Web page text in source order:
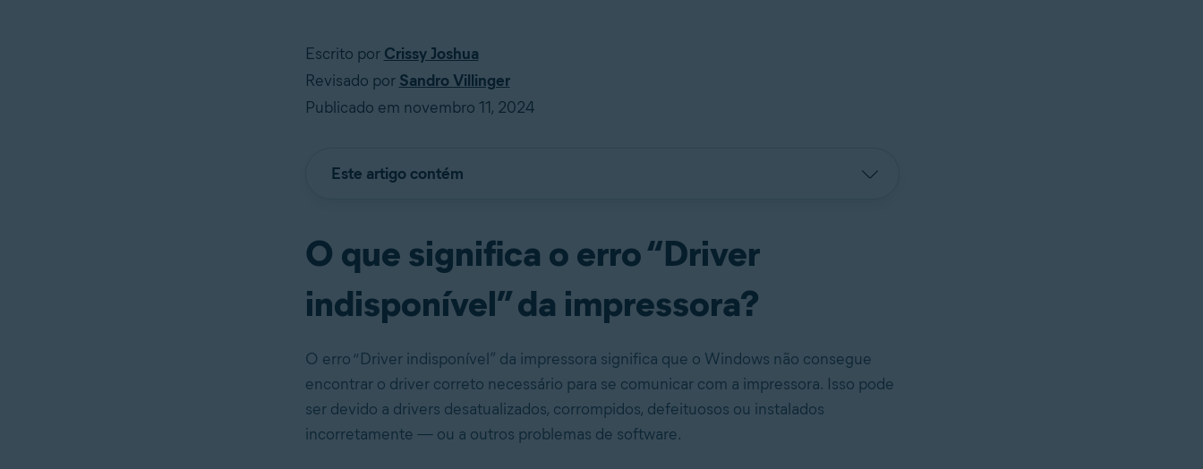
Escrito por Crissy Joshua
Revisado por Sandro Villinger
Publicado em novembro 11, 2024
Este artigo contém
O que significa o erro “Driver
indisponível” da impressora?
O erro “Driver indisponível” da impressora significa que o Windows não consegue
encontrar o driver correto necessário para se comunicar com a impressora. Isso pode
ser devido a drivers desatualizados, corrompidos, defeituosos ou instalados
incorretamente — ou a outros problemas de software.